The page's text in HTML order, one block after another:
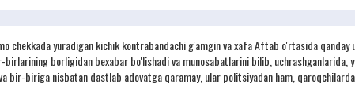
chekkada yuradigan kichik kontrabandachi g'amgin va xafa Aftab o'rtasida
borligidan bexabar bo'lishadi va munosabatlarini bilib,
biriga nisbatan dastlab adovatga qaramay, ular politsiyadan ham,